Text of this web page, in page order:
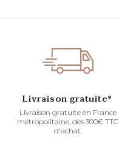
Livraison gratuite*
Livraison gratuite en France
métropolitaine, dès 300€ TTC
d'achat.